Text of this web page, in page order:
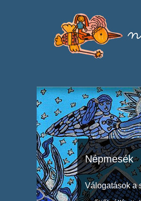
Népmesék
Válogatások a